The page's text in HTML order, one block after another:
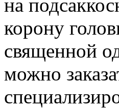
на
корону
священной
можно